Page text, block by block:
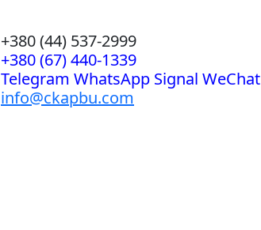
+380 (44) 537-2999
+380 (67) 440-1339
Telegram WhatsApp Signal WeChat
info@ckapbu.com